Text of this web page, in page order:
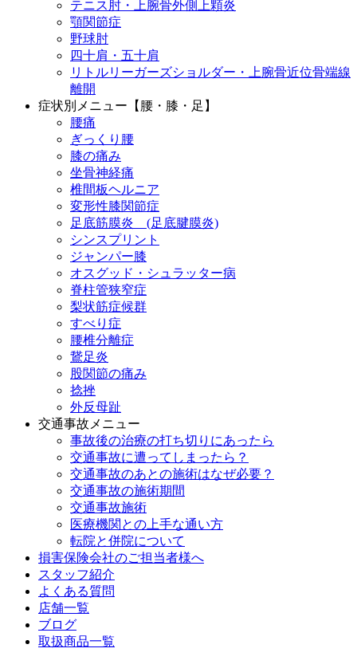
テニス肘・上腕骨外側上顆炎
顎関節症
野球肘
四十肩・五十肩
リトルリーガーズショルダー・上腕骨近位骨端線
離開
症状別メニュー【腰・膝・足】
腰痛
ぎっくり腰
膝の痛み
坐骨神経痛
椎間板ヘルニア
変形性膝関節症
足底筋膜炎 (足底腱膜炎)
シンスプリント
ジャンパー膝
オスグッド・シュラッター病
脊柱管狭窄症
梨状筋症候群
すべり症
腰椎分離症
鵞足炎
股関節の痛み
捻挫
外反母趾
交通事故メニュー
事故後の治療の打ち切りにあったら
交通事故に遭ってしまったら？
交通事故のあとの施術はなぜ必要？
交通事故の施術期間
交通事故施術
医療機関との上手な通い方
転院と併院について
損害保険会社のご担当者様へ
スタッフ紹介
よくある質問
店舗一覧
ブログ
取扱商品一覧